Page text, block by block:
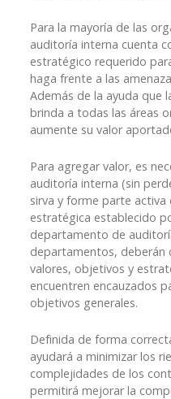
Para la mayoría de las
auditoría interna cuenta
estratégico requerido
haga frente a las
Además de la ayuda que
brinda a todas las áreas
aumente su valor
Para agregar valor, es
auditoría interna (sin
sirva y forme parte
estratégica establecido
departamento de
departamentos, deberán
valores, objetivos y
encuentren encauzados
objetivos generales.
Definida de forma
ayudará a minimizar los
complejidades de los
permitirá mejorar la